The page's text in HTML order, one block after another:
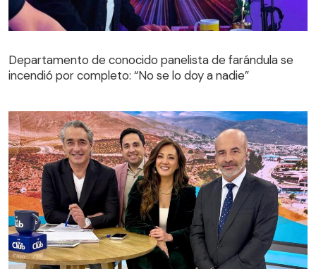
Departamento de conocido panelista de farándula se
incendió por completo: “No se lo doy a nadie”